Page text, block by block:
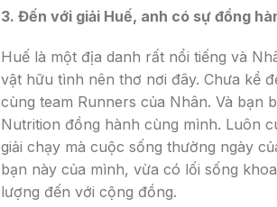
3. Đến với giải Huế, anh có sự đồng
Huế là một địa danh rất nổi tiếng và
vật hữu tình nên thơ nơi đây. Chưa kể
cùng team Runners của Nhân. Và bạn
Nutrition đồng hành cùng mình. Luôn
giải chạy mà cuộc sống thường ngày
bạn này của mình, vừa có lối sống
lượng đến với cộng đồng.